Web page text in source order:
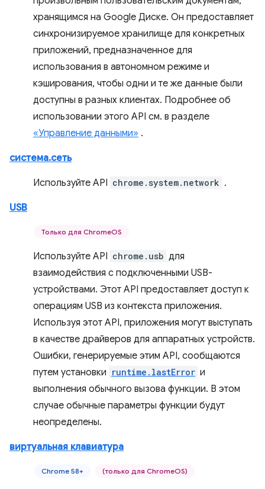
хранящимся на Google Диске. Он предоставляет
синхронизируемое хранилище для конкретных
приложений, предназначенное для
использования в автономном режиме и
кэширования, чтобы одни и те же данные были
доступны в разных клиентах. Подробнее об
использовании этого API см. в разделе
«Управление данными» .
система.сеть
Используйте API chrome.system.network .
USB
Только для ChromeOS
Используйте API chrome.usb для
взаимодействия с подключенными USB-
устройствами. Этот API предоставляет доступ к
операциям USB из контекста приложения.
Используя этот API, приложения могут выступать
в качестве драйверов для аппаратных устройств.
Ошибки, генерируемые этим API, сообщаются
путем установки runtime.lastError и
выполнения обычного вызова функции. В этом
случае обычные параметры функции будут
неопределены.
виртуальная клавиатура
Chrome 58+ (только для ChromeOS)